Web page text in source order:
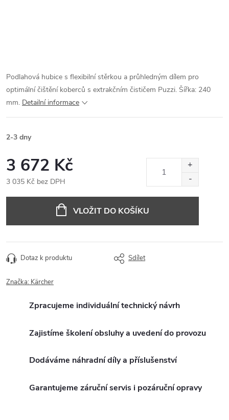
Podlahová hubice s flexibilní stěrkou a průhledným dílem pro
optimální čištění koberců s extrakčním čističem Puzzi. Šířka: 240
mm. Detailní informace
2-3 dny
3 672 Kč
3 035 Kč bez DPH
VLOŽIT DO KOŠÍKU
Dotaz k produktu Sdílet
Značka: Kärcher
Zpracujeme individuální technický návrh
Zajistíme školení obsluhy a uvedení do provozu
Dodáváme náhradní díly a příslušenství
Garantujeme záruční servis i pozáruční opravy